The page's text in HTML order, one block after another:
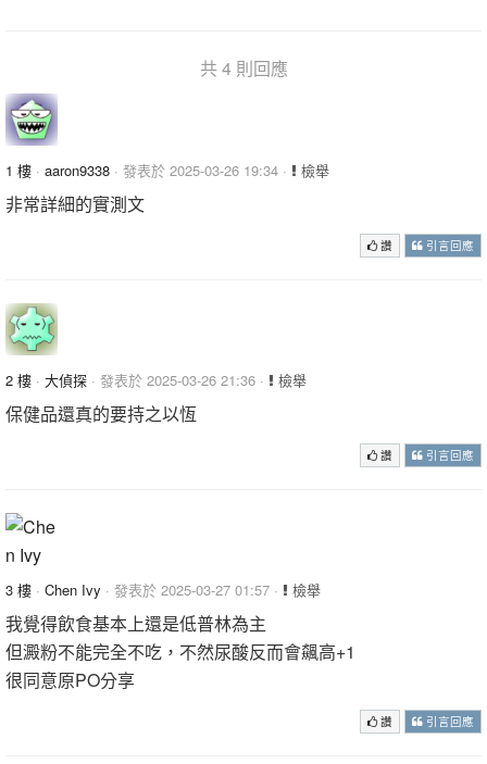
共 4 則回應
1 樓 · aaron9338 · 發表於 2025-03-26 19:34 · 檢舉
非常詳細的實測文
讚 引言回應
2 樓 · 大偵探 · 發表於 2025-03-26 21:36 · 檢舉
保健品還真的要持之以恆
讚 引言回應
3 樓 · Chen Ivy · 發表於 2025-03-27 01:57 · 檢舉
我覺得飲食基本上還是低普林為主
但澱粉不能完全不吃，不然尿酸反而會飆高+1
很同意原PO分享
讚 引言回應